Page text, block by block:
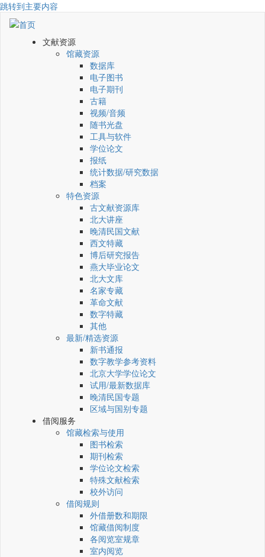
跳转到主要内容
文献资源
馆藏资源
数据库
电子图书
电子期刊
古籍
视频/音频
随书光盘
工具与软件
学位论文
报纸
统计数据/研究数据
档案
特色资源
古文献资源库
北大讲座
晚清民国文献
西文特藏
博后研究报告
燕大毕业论文
北大文库
名家专藏
革命文献
数字特藏
其他
最新/精选资源
新书通报
数字教学参考资料
北京大学学位论文
试用/最新数据库
晚清民国专题
区域与国别专题
借阅服务
馆藏检索与使用
图书检索
期刊检索
学位论文检索
特殊文献检索
校外访问
借阅规则
外借册数和期限
馆藏借阅制度
各阅览室规章
室内阅览